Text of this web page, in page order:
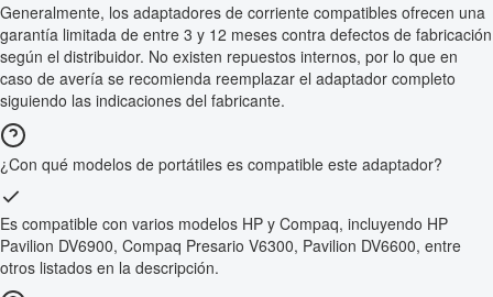
Generalmente, los adaptadores de corriente compatibles ofrecen una
garantía limitada de entre 3 y 12 meses contra defectos de fabricación
según el distribuidor. No existen repuestos internos, por lo que en
caso de avería se recomienda reemplazar el adaptador completo
siguiendo las indicaciones del fabricante.
¿Con qué modelos de portátiles es compatible este adaptador?
Es compatible con varios modelos HP y Compaq, incluyendo HP
Pavilion DV6900, Compaq Presario V6300, Pavilion DV6600, entre
otros listados en la descripción.